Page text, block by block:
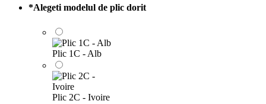
*Alegeti modelul de plic dorit
Plic 1C - Alb
Plic 2C - Ivoire